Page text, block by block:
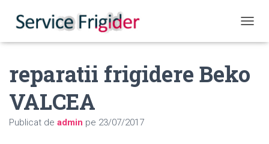
reparatii frigidere Beko
VALCEA
Publicat de admin pe 23/07/2017